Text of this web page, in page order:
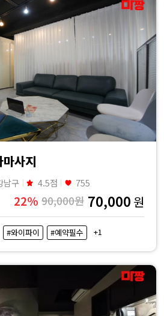
사지
남구 4.5점 755
22% 90,000원 70,000 원
#와이파이 #예약필수 +1